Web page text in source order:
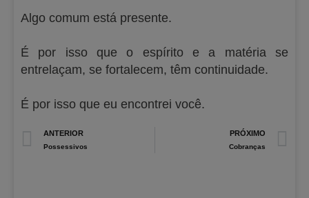
Algo comum está presente.
É por isso que o espírito e a matéria se
entrelaçam, se fortalecem, têm continuidade.
É por isso que eu encontrei você.
Prev
ANTERIOR
Possessivos
PRÓXIMO
Cobranças